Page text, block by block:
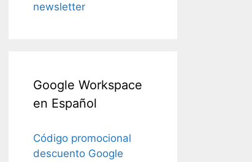
newsletter
Google Workspace
en Español
Código promocional
descuento Google